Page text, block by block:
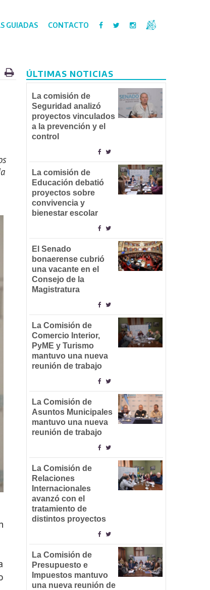
GUIADAS CONTACTO
ÚLTIMAS NOTICIAS
La comisión de
Seguridad analizó
proyectos vinculados
a la prevención y el
control
La comisión de
Educación debatió
proyectos sobre
convivencia y
bienestar escolar
El Senado
bonaerense cubrió
una vacante en el
Consejo de la
Magistratura
La Comisión de
Comercio Interior,
PyME y Turismo
mantuvo una nueva
reunión de trabajo
La Comisión de
Asuntos Municipales
mantuvo una nueva
reunión de trabajo
La Comisión de
Relaciones
Internacionales
avanzó con el
tratamiento de
distintos proyectos
La Comisión de
Presupuesto e
Impuestos mantuvo
una nueva reunión de